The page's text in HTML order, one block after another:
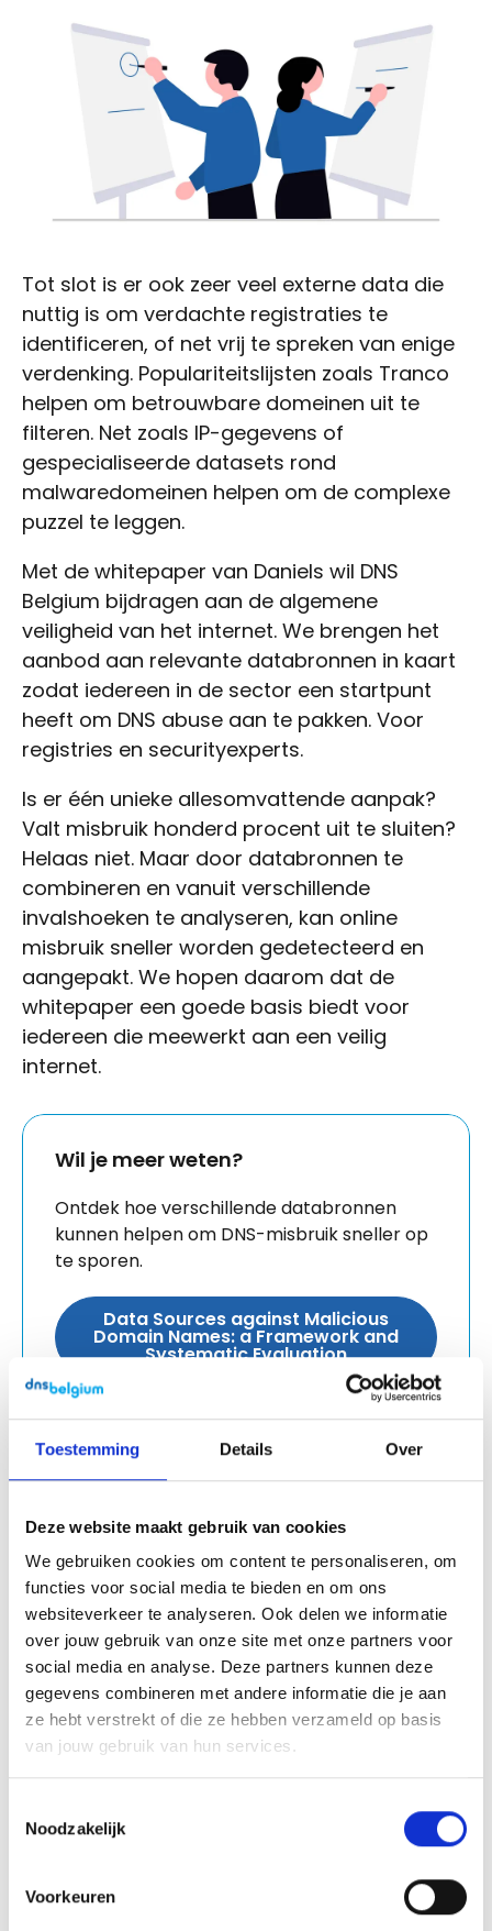
Toestemming Details Over
Deze website maakt gebruik van cookies
We gebruiken cookies om content te personaliseren, om
functies voor social media te bieden en om ons
websiteverkeer te analyseren. Ook delen we informatie
over jouw gebruik van onze site met onze partners voor
social media en analyse. Deze partners kunnen deze
gegevens combineren met andere informatie die je aan
ze hebt verstrekt of die ze hebben verzameld op basis
van jouw gebruik van hun services.
Noodzakelijk
Voorkeuren
Tot slot is er ook zeer veel externe data die
nuttig is om verdachte registraties te
identificeren, of net vrij te spreken van enige
verdenking. Populariteitslijsten zoals Tranco
helpen om betrouwbare domeinen uit te
filteren. Net zoals IP-gegevens of
gespecialiseerde datasets rond
malwaredomeinen helpen om de complexe
puzzel te leggen.
Met de whitepaper van Daniels wil DNS
Belgium bijdragen aan de algemene
veiligheid van het internet. We brengen het
aanbod aan relevante databronnen in kaart
zodat iedereen in de sector een startpunt
heeft om DNS abuse aan te pakken. Voor
registries en securityexperts.
Is er één unieke allesomvattende aanpak?
Valt misbruik honderd procent uit te sluiten?
Helaas niet. Maar door databronnen te
combineren en vanuit verschillende
invalshoeken te analyseren, kan online
misbruik sneller worden gedetecteerd en
aangepakt. We hopen daarom dat de
whitepaper een goede basis biedt voor
iedereen die meewerkt aan een veilig
internet.
Wil je meer weten?
Ontdek hoe verschillende databronnen
kunnen helpen om DNS-misbruik sneller op
te sporen.
Data Sources against Malicious
Domain Names: a Framework and
Systematic Evaluation
Met dit artikel ondersteunen wij de Duurzame
Ontwikkelingsdoelstellingen van de Verenigde Naties.
Verder lezen Meer nieuws